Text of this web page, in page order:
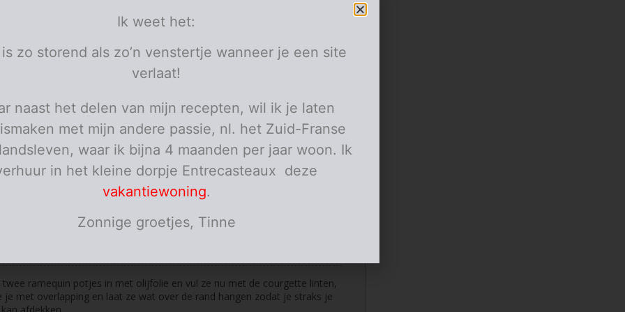
de mandoline mooie dunne plakjes van de courgette en grille ze in een
van de courgette mag in kleine blokjes.
vis en de lente-uitjes mogen in kleine stukjes.
alles goed, ook met de provençaalse kruiden, wat pezo en een beetje
twee ramequin potjes in met olijfolie en vul ze nu met de courgette linten,
je met overlapping en laat ze wat over de rand hangen zodat je straks je
Ik weet het:
zo storend als zo’n venstertje wanneer je een site
verlaat!
naast het delen van mijn recepten, wil ik je laten
met mijn andere passie, nl. het Zuid-Franse
waar ik bijna 4 maanden per jaar woon. Ik
in het kleine dorpje Entrecasteaux deze
vakantiewoning.
Zonnige groetjes, Tinne